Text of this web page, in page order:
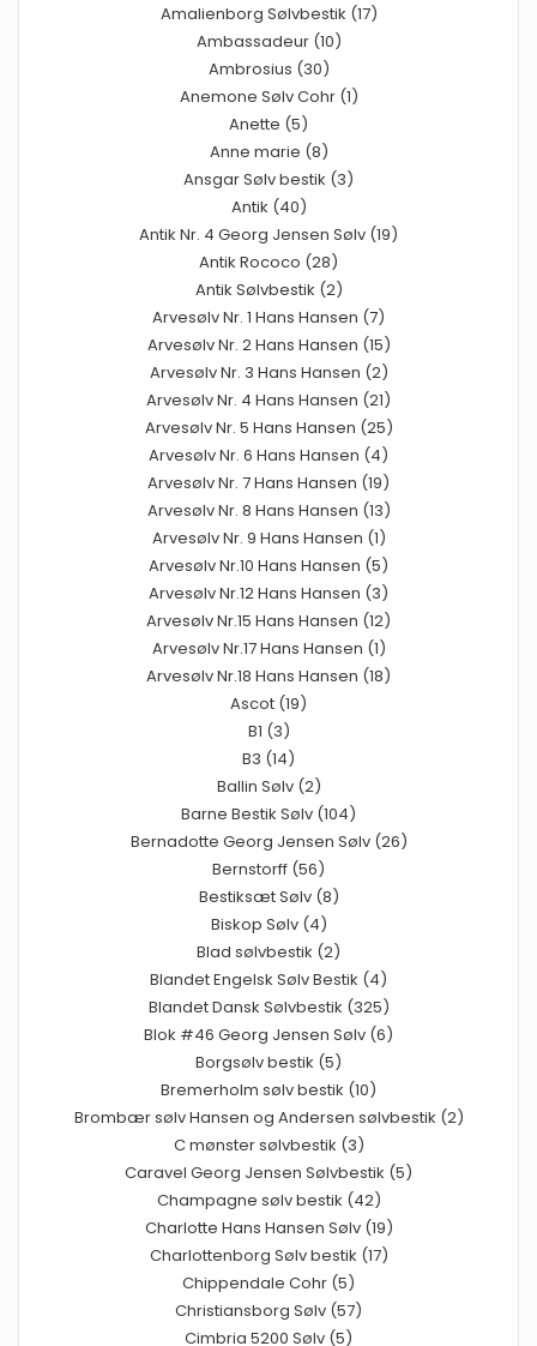
Amalienborg Sølvbestik (17)
Ambassadeur (10)
Ambrosius (30)
Anemone Sølv Cohr (1)
Anette (5)
Anne marie (8)
Ansgar Sølv bestik (3)
Antik (40)
Antik Nr. 4 Georg Jensen Sølv (19)
Antik Rococo (28)
Antik Sølvbestik (2)
Arvesølv Nr. 1 Hans Hansen (7)
Arvesølv Nr. 2 Hans Hansen (15)
Arvesølv Nr. 3 Hans Hansen (2)
Arvesølv Nr. 4 Hans Hansen (21)
Arvesølv Nr. 5 Hans Hansen (25)
Arvesølv Nr. 6 Hans Hansen (4)
Arvesølv Nr. 7 Hans Hansen (19)
Arvesølv Nr. 8 Hans Hansen (13)
Arvesølv Nr. 9 Hans Hansen (1)
Arvesølv Nr.10 Hans Hansen (5)
Arvesølv Nr.12 Hans Hansen (3)
Arvesølv Nr.15 Hans Hansen (12)
Arvesølv Nr.17 Hans Hansen (1)
Arvesølv Nr.18 Hans Hansen (18)
Ascot (19)
B1 (3)
B3 (14)
Ballin Sølv (2)
Barne Bestik Sølv (104)
Bernadotte Georg Jensen Sølv (26)
Bernstorff (56)
Bestiksæt Sølv (8)
Biskop Sølv (4)
Blad sølvbestik (2)
Blandet Engelsk Sølv Bestik (4)
Blandet Dansk Sølvbestik (325)
Blok #46 Georg Jensen Sølv (6)
Borgsølv bestik (5)
Bremerholm sølv bestik (10)
Brombær sølv Hansen og Andersen sølvbestik (2)
C mønster sølvbestik (3)
Caravel Georg Jensen Sølvbestik (5)
Champagne sølv bestik (42)
Charlotte Hans Hansen Sølv (19)
Charlottenborg Sølv bestik (17)
Chippendale Cohr (5)
Christiansborg Sølv (57)
Cimbria 5200 Sølv (5)